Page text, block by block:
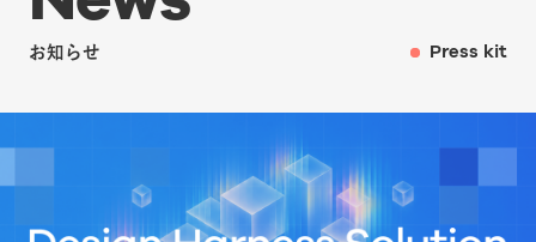
お知らせ Press kit